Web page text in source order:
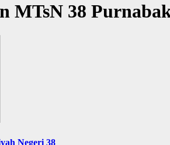
MTsN 38
Negeri 38